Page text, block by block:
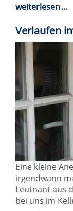
weiterlesen
Verlaufen
Eine kleine
irgendwann
Leutnant aus
bei uns im